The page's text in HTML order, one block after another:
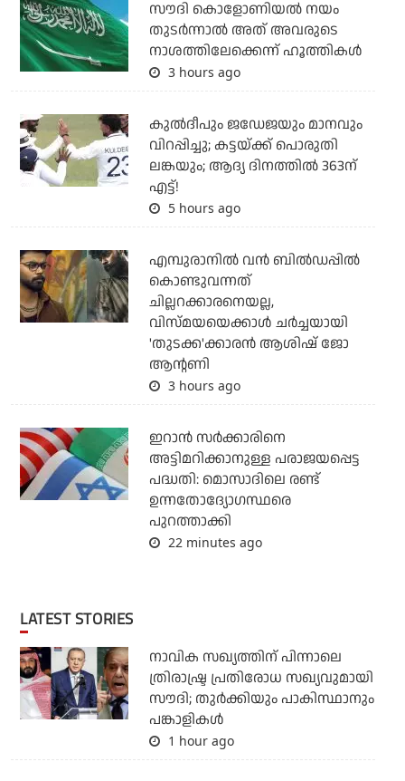
സൗദി കൊളോണിയല്‍ നയം
തുടര്‍ന്നാല്‍ അത് അവരുടെ
നാശത്തിലേക്കെന്ന് ഹൂത്തികള്‍
3 hours ago
കുല്‍ദീപും ജഡേജയും മാനവും
വിറപ്പിച്ചു; കട്ടയ്ക്ക് പൊരുതി
ലങ്കയും; ആദ്യ ദിനത്തില്‍ 363ന്
എട്ട്!
5 hours ago
എമ്പുരാനില്‍ വന്‍ ബില്‍ഡപ്പില്‍
കൊണ്ടുവന്നത്
ചില്ലറക്കാരനെയല്ല,
വിസ്മയയെക്കാള്‍ ചര്‍ച്ചയായി
'തുടക്ക'ക്കാരന്‍ ആശിഷ് ജോ
ആന്റണി
3 hours ago
ഇറാന്‍ സര്‍ക്കാരിനെ
അട്ടിമറിക്കാനുള്ള പരാജയപ്പെട്ട
പദ്ധതി: മൊസാദിലെ രണ്ട്
ഉന്നതോദ്യോഗസ്ഥരെ
പുറത്താക്കി
22 minutes ago
LATEST STORIES
നാവിക സഖ്യത്തിന് പിന്നാലെ
ത്രിരാഷ്ട്ര പ്രതിരോധ സഖ്യവുമായി
സൗദി; തുര്‍ക്കിയും പാകിസ്ഥാനും
പങ്കാളികള്‍
1 hour ago